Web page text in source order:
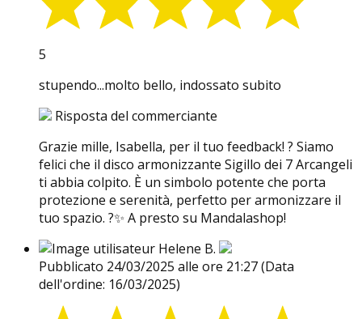
5
stupendo...molto bello, indossato subito
Risposta del commerciante
Grazie mille, Isabella, per il tuo feedback! ? Siamo
felici che il disco armonizzante Sigillo dei 7 Arcangeli
ti abbia colpito. È un simbolo potente che porta
protezione e serenità, perfetto per armonizzare il
tuo spazio. ?✨ A presto su Mandalashop!
Helene B.
Pubblicato 24/03/2025 alle ore 21:27(Data
dell'ordine: 16/03/2025)